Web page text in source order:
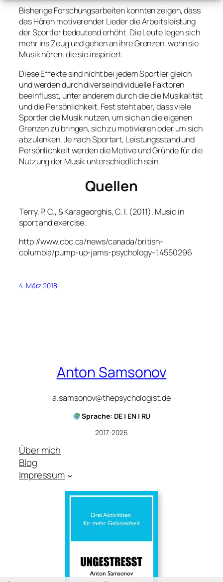
Bisherige Forschungsarbeiten konnten zeigen, dass
das Hören motiverender Lieder die Arbeitsleistung
der Sportler bedeutend erhöht. Die Leute legen sich
mehr ins Zeug und gehen an ihre Grenzen, wenn sie
Musik hören, die sie inspiriert.
Diese Effekte sind nicht bei jedem Sportler gleich
und werden durch diverse individuelle Faktoren
beeinflusst, unter anderem durch die die Musikalität
und die Persönlichkeit. Fest steht aber, dass viele
Sportler die Musik nutzen, um sich an die eigenen
Grenzen zu bringen, sich zu motivieren oder um sich
abzulenken. Je nach Sportart, Leistungsstand und
Persönlichkeit werden die Motive und Gründe für die
Nutzung der Musik unterschiedlich sein.
Quellen
Terry, P. C., & Karageorghis, C. I. (2011). Music in
sport and exercise.
http://www.cbc.ca/news/canada/british-
columbia/pump-up-jams-psychology-1.4550296
4. März 2018
Anton Samsonov
a.samsonov@thepsychologist.de
Sprache: DE | EN | RU
2017-2026
Über mich
Blog
Impressum